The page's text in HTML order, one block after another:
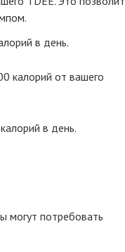
в день.
калорий от вашего
в день.
могут потребовать